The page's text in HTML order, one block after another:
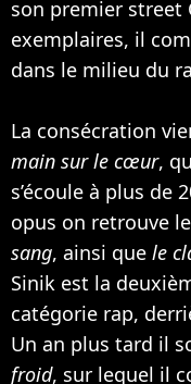
son premier street
exemplaires, il
dans le milieu du
La consécration
main sur le cœur,
s’écoule à plus de
opus on retrouve
sang, ainsi que le
Sinik est la
catégorie rap,
Un an plus tard il
froid, sur lequel il